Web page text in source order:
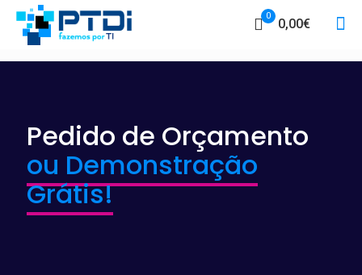
0
0,00€
Pedido de Orçamento
ou Demonstração
Grátis!